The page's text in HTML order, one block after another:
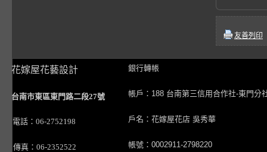
友善列印
花嫁屋花藝設計
台南市東區東門路二段27號
電話：06-2752198
傳真：06-2352522
銀行轉帳
帳戶：188 台南第三信用合作社-東門分
戶名：花嫁屋花店 吳秀華
帳號：0002911-2798220